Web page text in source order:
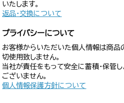
いたします。
返品・交換について
プライバシーについて
お客様からいただいた個人情報は商品
切使用致しません。
当社が責任をもって安全に蓄積・保管し
ございません。
個人情報保護方針について